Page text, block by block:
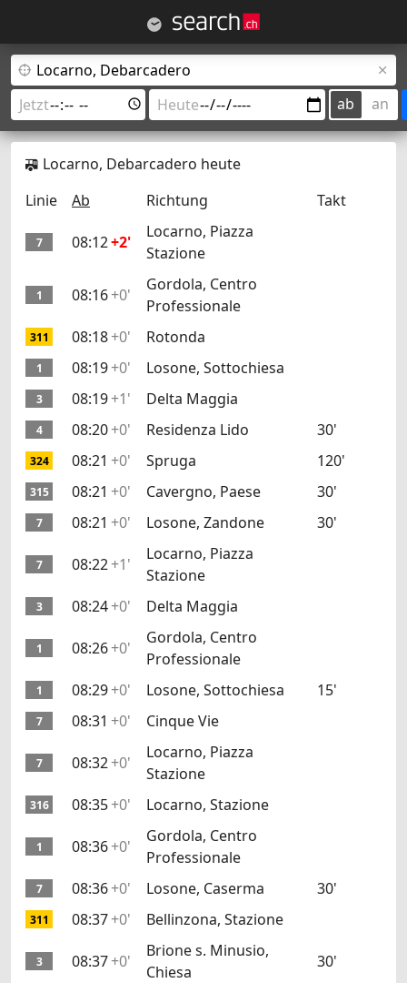
ab an
Locarno, Debarcadero heute
Linie
Ab Richtung Takt
7 08:12+2'
Locarno, Piazza
Stazione
1 08:16+0'
Gordola, Centro
Professionale
311 08:18+0' Rotonda
1 08:19+0' Losone, Sottochiesa
3 08:19+1' Delta Maggia
4 08:20+0' Residenza Lido 30'
324 08:21 +0' Spruga 120'
315 08:21 +0' Cavergno, Paese 30'
7 08:21 +0' Losone, Zandone 30'
7 08:22+1'
Locarno, Piazza
Stazione
3 08:24+0' Delta Maggia
1 08:26+0'
Gordola, Centro
Professionale
1 08:29+0' Losone, Sottochiesa 15'
7 08:31 +0' Cinque Vie
7 08:32+0'
Locarno, Piazza
Stazione
316 08:35+0' Locarno, Stazione
1 08:36+0'
Gordola, Centro
Professionale
7 08:36+0' Losone, Caserma 30'
311 08:37+0' Bellinzona, Stazione
3 08:37+0'
Brione s. Minusio,
Chiesa
30'